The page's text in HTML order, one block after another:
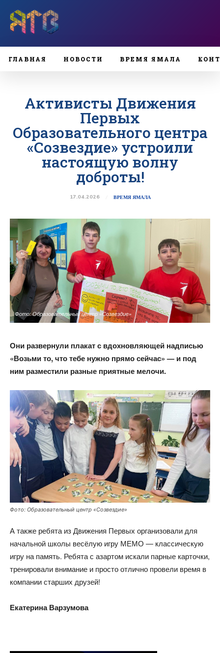
ГЛАВНАЯ НОВОСТИ ВРЕМЯ ЯМАЛА
Активисты Движения
Первых
Образовательного центра
«Созвездие» устроили
настоящую волну
доброты!
17.04.2026 ВРЕМЯ ЯМАЛА
Фото: Образовательный центр «Созвездие»
Они развернули плакат с вдохновляющей надписью
«Возьми то, что тебе нужно прямо сейчас» — и под
ним разместили разные приятные мелочи.
Фото: Образовательный центр «Созвездие»
А также ребята из Движения Первых организовали для
начальной школы весёлую игру МЕМО — классическую
игру на память. Ребята с азартом искали парные карточки,
тренировали внимание и просто отлично провели время в
компании старших друзей!
Екатерина Варзумова